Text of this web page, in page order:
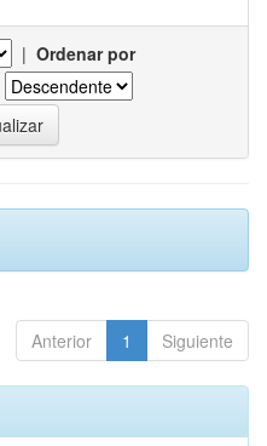
| Ordenar por
Anterior 1 Siguiente